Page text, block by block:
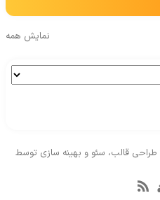
نمایش همه
طراحی قالب، سئو و بهینه سازی توسط